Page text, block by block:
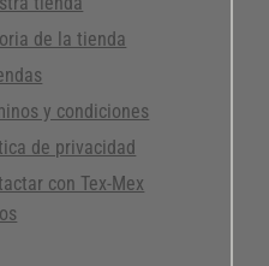
de la tienda
y condiciones
de privacidad
con Tex-Mex